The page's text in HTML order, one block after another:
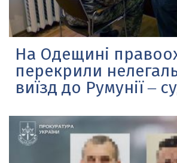
На Одещині
перекрили
виїзд до Румунії ‒